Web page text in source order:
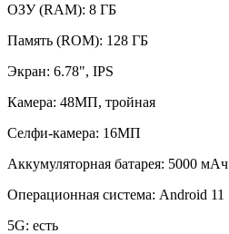
ОЗУ (RAM): 8 ГБ
Память (ROM): 128 ГБ
Экран: 6.78", IPS
Камера: 48МП, тройная
Селфи-камера: 16МП
Аккумуляторная батарея: 5000 мАч
Операционная система: Android 11
5G: есть